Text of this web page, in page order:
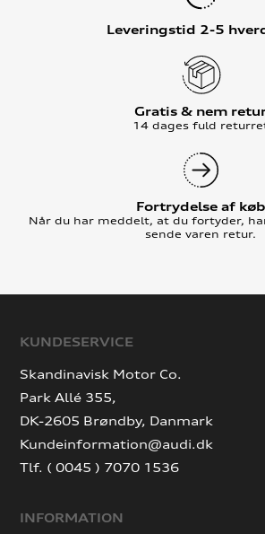
Leveringstid 2-5
Gratis & nem
14 dages fuld
Fortrydelse af køb
Når du har meddelt, at du fortyder,
sende varen retur.
KUNDESERVICE
Skandinavisk Motor Co.
Park Allé 355,
DK-2605 Brøndby, Danmark
Kundeinformation@audi.dk
Tlf. ( 0045 ) 7070 1536
INFORMATION